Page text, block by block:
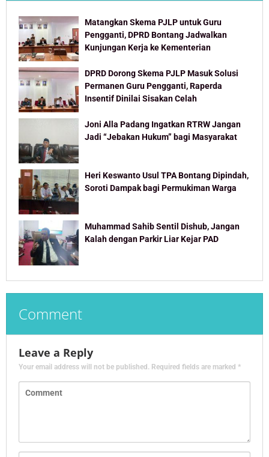
Matangkan Skema PJLP untuk Guru
Pengganti, DPRD Bontang Jadwalkan
Kunjungan Kerja ke Kementerian
DPRD Dorong Skema PJLP Masuk Solusi
Permanen Guru Pengganti, Raperda
Insentif Dinilai Sisakan Celah
Joni Alla Padang Ingatkan RTRW Jangan
Jadi “Jebakan Hukum” bagi Masyarakat
Heri Keswanto Usul TPA Bontang Dipindah,
Soroti Dampak bagi Permukiman Warga
Muhammad Sahib Sentil Dishub, Jangan
Kalah dengan Parkir Liar Kejar PAD
Comment
Leave a Reply
Your email address will not be published. Required fields are marked *